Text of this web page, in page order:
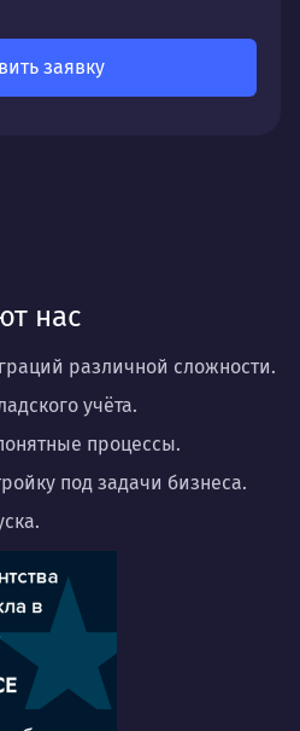
заявку
нас
различной сложности.
учёта.
процессы.
под задачи бизнеса.